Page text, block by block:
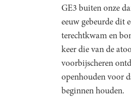
GE3 buiten onze
eeuw gebeurde dit
terechtkwam en
keer die van de
voorbijscheren
openhouden voor
beginnen houden.